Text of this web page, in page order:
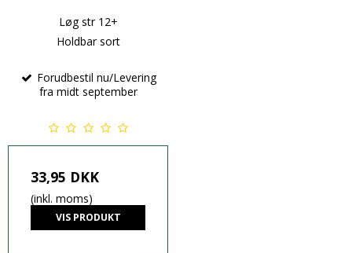
Løg str 12+
Holdbar sort
Forudbestil nu/Levering
fra midt september
33,95 DKK
(inkl. moms)
VIS PRODUKT